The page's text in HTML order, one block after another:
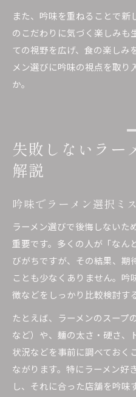
また、吟味を重ねることで新
のこだわりに気づく楽しみも
ての視野を広げ、食の楽しみ
メン選びに吟味の視点を取り
か。
失敗しないラー
解説
吟味でラーメン選択ミ
ラーメン選びで後悔しないた
重要です。多くの人が「なん
びがちですが、その結果、期
ことも少なくありません。
徴などをしっかり比較検討す
たとえば、ラーメンのスープ
など）や、麺の太さ・硬さ、
状況などを事前に調べておく
ながります。特にラーメン好
し、それに合った店舗を吟